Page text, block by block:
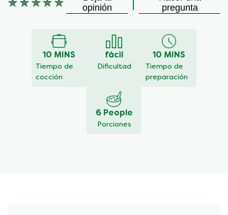
No
calificaciones
opinión
pregunta
10 MINS
Tiempo de
cocción
fácil
Dificultad
10 MINS
Tiempo de
preparación
6 People
Porciones